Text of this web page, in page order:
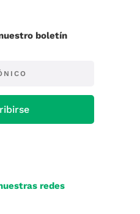
boletín
redes